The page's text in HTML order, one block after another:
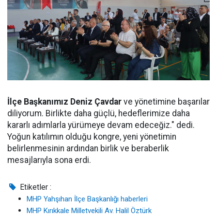
İlçe Başkanımız Deniz Çavdar ve yönetimine başarılar
diliyorum. Birlikte daha güçlü, hedeflerimize daha
kararlı adımlarla yürümeye devam edeceğiz." dedi.
Yoğun katılımın olduğu kongre, yeni yönetimin
belirlenmesinin ardından birlik ve beraberlik
mesajlarıyla sona erdi.
Etiketler :
MHP Yahşıhan İlçe Başkanlığı haberleri
MHP Kırıkkale Milletvekili Av. Halil Öztürk